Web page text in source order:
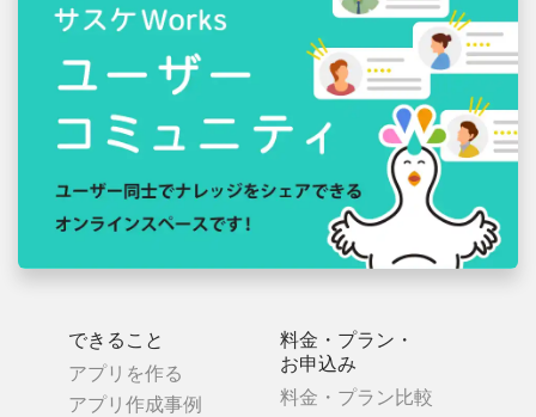
できること
アプリを作る
アプリ作成事例
料金・プラン・
お申込み
料金・プラン比較